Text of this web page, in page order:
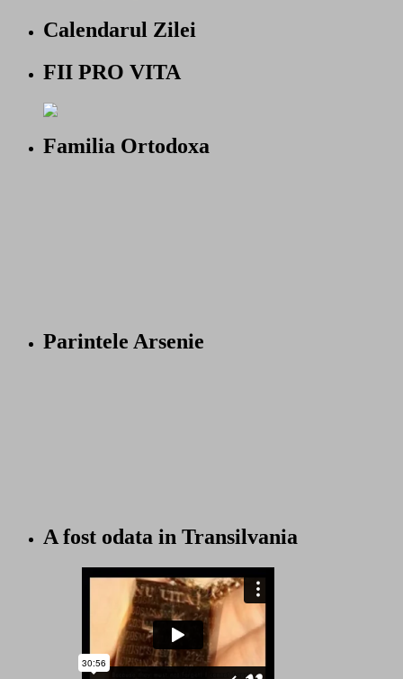
Calendarul Zilei
FII PRO VITA
Familia Ortodoxa
Parintele Arsenie
A fost odata in Transilvania